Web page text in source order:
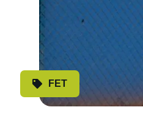
FET